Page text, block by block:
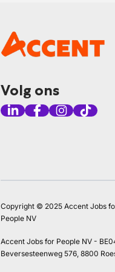
Volg ons
Copyright © 2025 Accent Jobs
People NV
Accent Jobs for People NV -
Beversesteenweg 576, 8800